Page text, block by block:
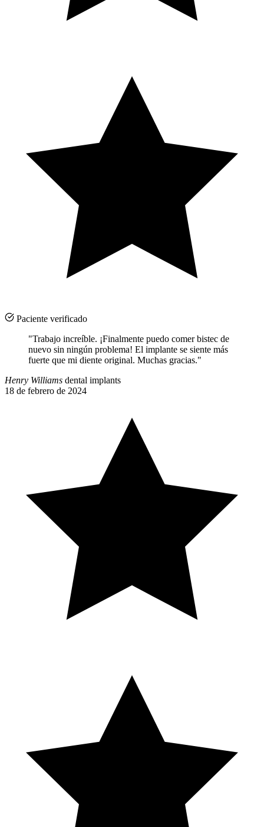
Paciente verificado
"Trabajo increíble. ¡Finalmente puedo comer bistec de
nuevo sin ningún problema! El implante se siente más
fuerte que mi diente original. Muchas gracias."
Henry Williams dental implants
18 de febrero de 2024